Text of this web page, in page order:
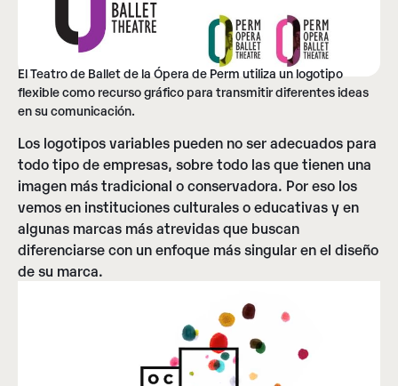
El Teatro de Ballet de la Ópera de Perm utiliza un logotipo
flexible como recurso gráfico para transmitir diferentes ideas
en su comunicación.
Los logotipos variables pueden no ser adecuados para
todo tipo de empresas, sobre todo las que tienen una
imagen más tradicional o conservadora. Por eso los
vemos en instituciones culturales o educativas y en
algunas marcas más atrevidas que buscan
diferenciarse con un enfoque más singular en el diseño
de su marca.